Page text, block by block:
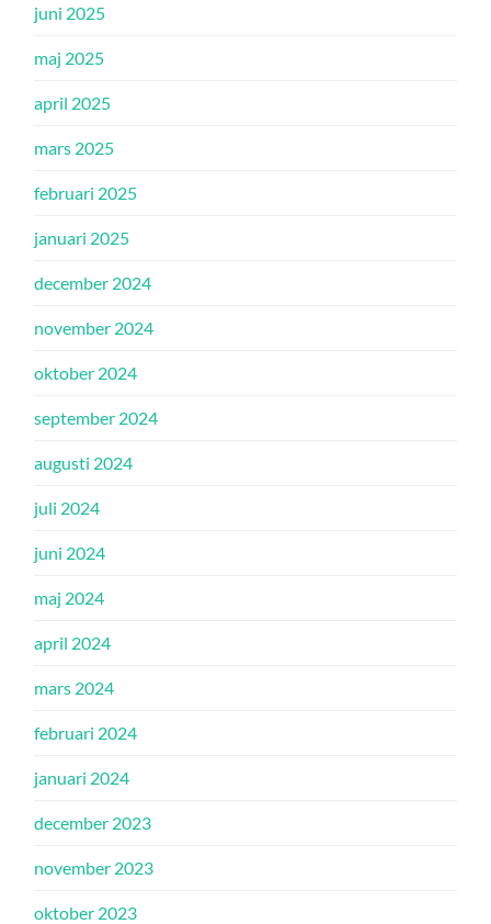
juni 2025
maj 2025
april 2025
mars 2025
februari 2025
januari 2025
december 2024
november 2024
oktober 2024
september 2024
augusti 2024
juli 2024
juni 2024
maj 2024
april 2024
mars 2024
februari 2024
januari 2024
december 2023
november 2023
oktober 2023